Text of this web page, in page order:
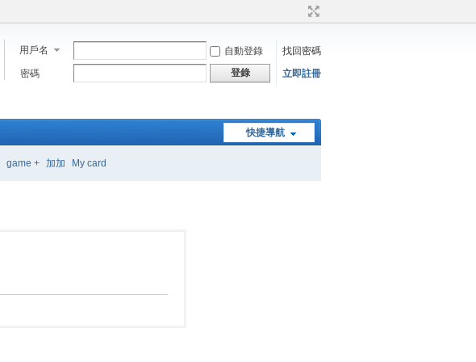
用戶名 自動登錄
找回密碼
密碼
登錄 立即註冊
快捷導航
game + 加加 My card